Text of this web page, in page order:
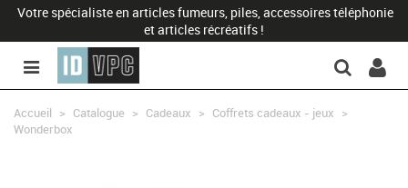
Votre spécialiste en articles fumeurs, piles, accessoires téléphonie
et articles récréatifs !
Accueil > Catalogue > Cadeaux > Coffrets cadeaux - jeux >
Wonderbox